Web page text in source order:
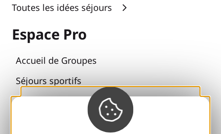
Toutes les idées séjours
Espace Pro
Accueil de Groupes
Séjours sportifs
Club 100 % Gaillard
Brive 100 % Evénement